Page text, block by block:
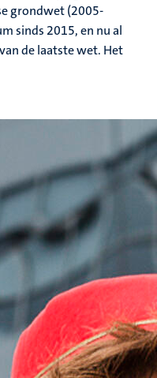
grondwet (2005-
sinds 2015, en nu al
de laatste wet. Het